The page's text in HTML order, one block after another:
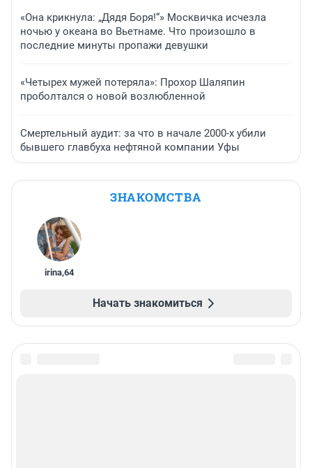
«Она крикнула: „Дядя Боря!“» Москвичка исчезла
ночью у океана во Вьетнаме. Что произошло в
последние минуты пропажи девушки
«Четырех мужей потеряла»: Прохор Шаляпин
проболтался о новой возлюбленной
Смертельный аудит: за что в начале 2000-х убили
бывшего главбуха нефтяной компании Уфы
ЗНАКОМСТВА
irina,64
Начать знакомиться